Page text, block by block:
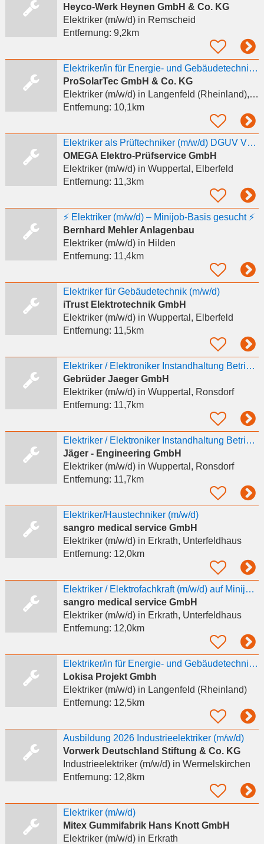
Heyco-Werk Heynen GmbH & Co. KG
Elektriker (m/w/d)in Remscheid
Entfernung: 9,2km
Elektriker/in für Energie- und Gebäudetechnik (m/w/d)
ProSolarTec GmbH & Co. KG
Elektriker (m/w/d)in Langenfeld (Rheinland), Reusrath
Entfernung: 10,1km
Elektriker als Prüftechniker (m/w/d) DGUV V3 - Wuppertal
OMEGA Elektro-Prüfservice GmbH
Elektriker (m/w/d)in Wuppertal, Elberfeld
Entfernung: 11,3km
⚡ Elektriker (m/w/d) – Minijob-Basis gesucht ⚡
Bernhard Mehler Anlagenbau
Elektriker (m/w/d)in Hilden
Entfernung: 11,4km
Elektriker für Gebäudetechnik (m/w/d)
iTrust Elektrotechnik GmbH
Elektriker (m/w/d)in Wuppertal, Elberfeld
Entfernung: 11,5km
Elektriker / Elektroniker Instandhaltung Betriebstechnik - 3-Schicht - unbefristet (m/w/d)
Gebrüder Jaeger GmbH
Elektriker (m/w/d)in Wuppertal, Ronsdorf
Entfernung: 11,7km
Elektriker / Elektroniker Instandhaltung Betriebstechnik - 3-Schicht - unbefristet (m/w/d)
Jäger - Engineering GmbH
Elektriker (m/w/d)in Wuppertal, Ronsdorf
Entfernung: 11,7km
Elektriker/Haustechniker (m/w/d)
sangro medical service GmbH
Elektriker (m/w/d)in Erkrath, Unterfeldhaus
Entfernung: 12,0km
Elektriker / Elektrofachkraft (m/w/d) auf Minijob-Basis
sangro medical service GmbH
Elektriker (m/w/d)in Erkrath, Unterfeldhaus
Entfernung: 12,0km
Elektriker/in für Energie- und Gebäudetechnik (m/w/d)
Lokisa Projekt Gmbh
Elektriker (m/w/d)in Langenfeld (Rheinland)
Entfernung: 12,5km
Ausbildung 2026 Industrieelektriker (m/w/d)
Vorwerk Deutschland Stiftung & Co. KG
Industrieelektriker (m/w/d)in Wermelskirchen
Entfernung: 12,8km
Elektriker (m/w/d)
Mitex Gummifabrik Hans Knott GmbH
Elektriker (m/w/d)in Erkrath